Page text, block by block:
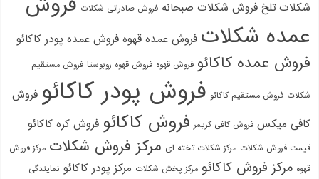
شکلات تلخ فروش شکلات صبحانه فروش صادراتی شکلات
عمده شکلات فروش عمده قهوه فروش عمده پودر کاکائو
فروش عمده کاکائو فروش قهوه فروش قهوه روبوستا فروش مستقیم
شکلات فروش مستقیم کاکائو فروش پودر کاکائو فروش
کافی میکس فروش کافی کریمر فروش کاکائو فروش کره کاکائو
قیمت فروش شکلات مرکز شکلات تخته ای مرکز فروش شکلات مرکز فروش
قهوه مرکز فروش کاکائو مرکز پخش شکلات مرکز پودر کاکائو نمایندگی